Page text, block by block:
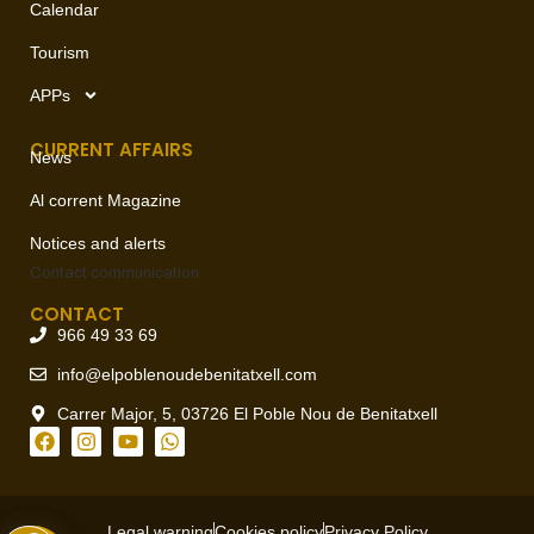
Calendar
Tourism
APPs
CURRENT AFFAIRS
News
Al corrent Magazine
Notices and alerts
Contact communication
CONTACT
966 49 33 69
info@elpoblenoudebenitatxell.com
Carrer Major, 5, 03726 El Poble Nou de Benitatxell